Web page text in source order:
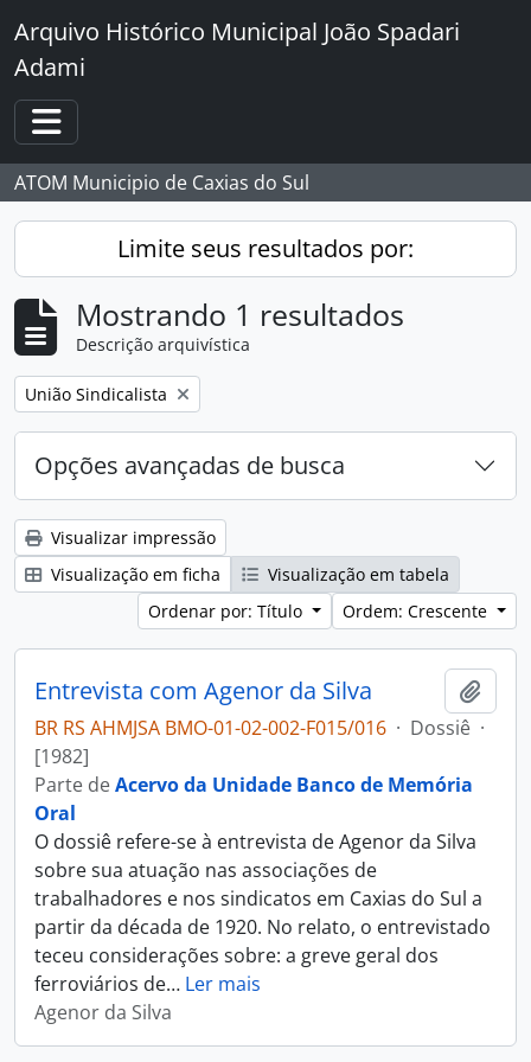
Skip to main content
Arquivo Histórico Municipal João Spadari
Adami
Toggle navigation
ATOM Municipio de Caxias do Sul
Limite seus resultados por:
Mostrando 1 resultados
Descrição arquivística
Remover filtro:
União Sindicalista
Opções avançadas de busca
Visualizar impressão
Visualização em ficha
Visualização em tabela
Ordenar por: Título
Ordem: Crescente
Entrevista com Agenor da Silva
BR RS AHMJSA BMO-01-02-002-F015/016 · Dossiê ·
[1982]
Parte deAcervo da Unidade Banco de Memória
Oral
O dossiê refere-se à entrevista de Agenor da Silva
sobre sua atuação nas associações de
trabalhadores e nos sindicatos em Caxias do Sul a
partir da década de 1920. No relato, o entrevistado
teceu considerações sobre: a greve geral dos
ferroviários de… Ler mais
Agenor da Silva